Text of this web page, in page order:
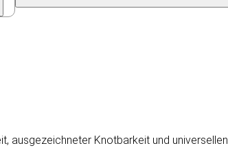
ausgezeichneter Knotbarkeit und universellen